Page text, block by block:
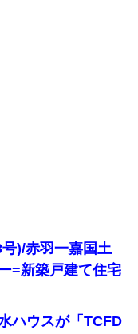
)/赤羽一嘉国土
=新築戸建て住宅
ハウスが「TCFD